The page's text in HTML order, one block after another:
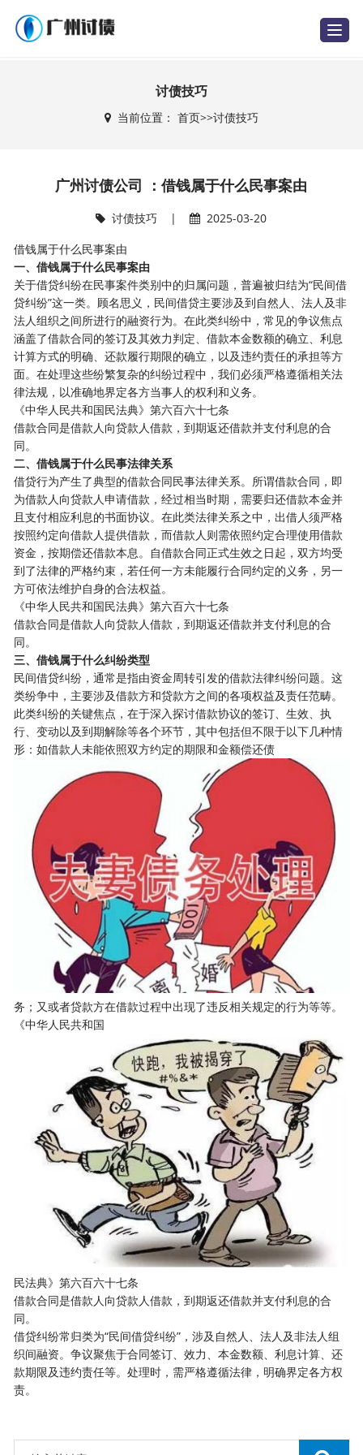
T
o
讨债技巧
当前位置： 首页>>讨债技巧
广州讨债公司 ：借钱属于什么民事案由
讨债技巧 |
2025-03-20
借钱属于什么民事案由
一、借钱属于什么民事案由
关于借贷纠纷在民事案件类别中的归属问题，普遍被归结为“民间借
贷纠纷”这一类。顾名思义，民间借贷主要涉及到自然人、法人及非
法人组织之间所进行的融资行为。在此类纠纷中，常见的争议焦点
涵盖了借款合同的签订及其效力判定、借款本金数额的确立、利息
计算方式的明确、还款履行期限的确立，以及违约责任的承担等方
面。在处理这些纷繁复杂的纠纷过程中，我们必须严格遵循相关法
律法规，以准确地界定各方当事人的权利和义务。
《中华人民共和国民法典》第六百六十七条
借款合同是借款人向贷款人借款，到期返还借款并支付利息的合
同。
二、借钱属于什么民事法律关系
借贷行为产生了典型的借款合同民事法律关系。所谓借款合同，即
为借款人向贷款人申请借款，经过相当时期，需要归还借款本金并
且支付相应利息的书面协议。在此类法律关系之中，出借人须严格
按照约定向借款人提供借款，而借款人则需依照约定合理使用借款
资金，按期偿还借款本息。自借款合同正式生效之日起，双方均受
到了法律的严格约束，若任何一方未能履行合同约定的义务，另一
方可依法维护自身的合法权益。
《中华人民共和国民法典》第六百六十七条
借款合同是借款人向贷款人借款，到期返还借款并支付利息的合
同。
三、借钱属于什么纠纷类型
民间借贷纠纷，通常是指由资金周转引发的借款法律纠纷问题。这
类纷争中，主要涉及借款方和贷款方之间的各项权益及责任范畴。
此类纠纷的关键焦点，在于深入探讨借款协议的签订、生效、执
行、变动以及到期解除等各个环节，其中包括但不限于以下几种情
形：如借款人未能依照双方约定的期限和金额偿还债
务；又或者贷款方在借款过程中出现了违反相关规定的行为等等。
《中华人民共和国
民法典》第六百六十七条
借款合同是借款人向贷款人借款，到期返还借款并支付利息的合
同。
借贷纠纷常归类为“民间借贷纠纷”，涉及自然人、法人及非法人组
织间融资。争议聚焦于合同签订、效力、本金数额、利息计算、还
款期限及违约责任等。处理时，需严格遵循法律，明确界定各方权
责。